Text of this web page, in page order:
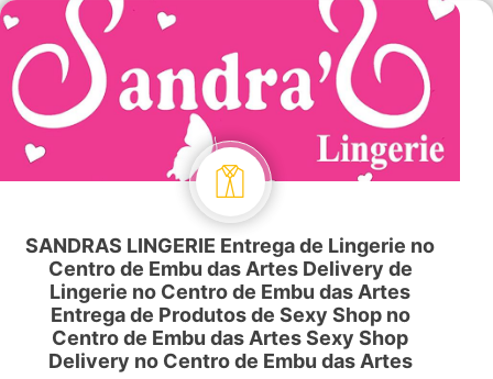
SANDRAS LINGERIE Entrega de Lingerie no
Centro de Embu das Artes Delivery de
Lingerie no Centro de Embu das Artes
Entrega de Produtos de Sexy Shop no
Centro de Embu das Artes Sexy Shop
Delivery no Centro de Embu das Artes